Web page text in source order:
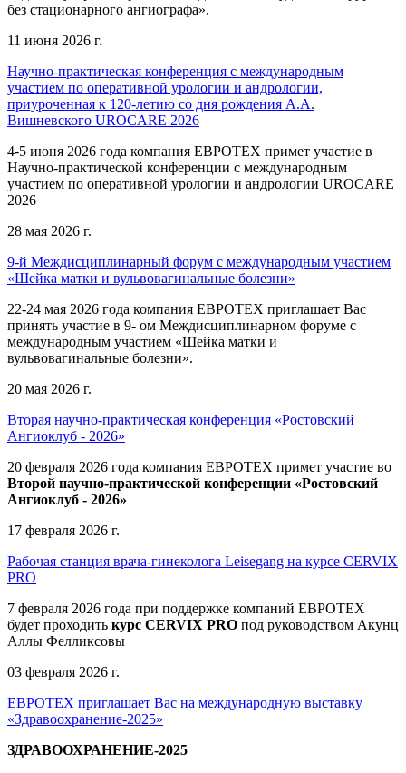
без стационарного ангиографа».
11 июня 2026 г.
Научно-практическая конференция с международным
участием по оперативной урологии и андрологии,
приуроченная к 120-летию со дня рождения А.А.
Вишневского UROCARE 2026
4-5 июня 2026 года компания ЕВРОТЕХ примет участие в
Научно-практической конференции с международным
участием по оперативной урологии и андрологии UROCARE
2026
28 мая 2026 г.
9-й Междисциплинарный форум с международным участием
«Шейка матки и вульвовагинальные болезни»
22-24 мая 2026 года компания ЕВРОТЕХ приглашает Вас
принять участие в 9- ом Междисциплинарном форуме с
международным участием «Шейка матки и
вульвовагинальные болезни».
20 мая 2026 г.
Вторая научно-практическая конференция «Ростовский
Ангиоклуб - 2026»
20 февраля 2026 года компания ЕВРОТЕХ примет участие во
Второй научно-практической конференции «Ростовский
Ангиоклуб - 2026»
17 февраля 2026 г.
Рабочая станция врача-гинеколога Leisegang на курсе CERVIX
PRO
7 февраля 2026 года при поддержке компаний ЕВРОТЕХ
будет проходить курс CERVIX PRO под руководством Акунц
Аллы Фелликсовы
03 февраля 2026 г.
ЕВРОТЕХ приглашает Вас на международную выставку
«Здравоохранение-2025»
ЗДРАВООХРАНЕНИЕ-2025